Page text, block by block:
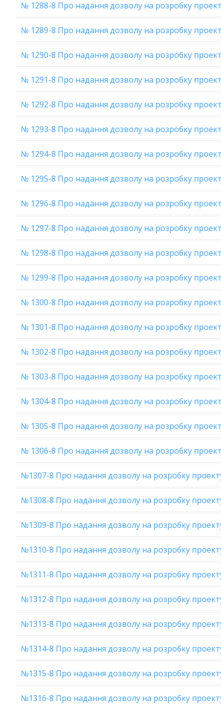
№ 1288-8 Про надання дозволу на розробку
№ 1289-8 Про надання дозволу на розробку
№ 1290-8 Про надання дозволу на розробку
№ 1291-8 Про надання дозволу на розробку
№ 1292-8 Про надання дозволу на розробку
№ 1293-8 Про надання дозволу на розробку
№ 1294-8 Про надання дозволу на розробку
№ 1295-8 Про надання дозволу на розробку
№ 1296-8 Про надання дозволу на розробку
№ 1297-8 Про надання дозволу на розробку
№ 1298-8 Про надання дозволу на розробку
№ 1299-8 Про надання дозволу на розробку
№ 1300-8 Про надання дозволу на розробку
№ 1301-8 Про надання дозволу на розробку
№ 1302-8 Про надання дозволу на розробку
№ 1303-8 Про надання дозволу на розробку
№ 1304-8 Про надання дозволу на розробку
№ 1305-8 Про надання дозволу на розробку
№ 1306-8 Про надання дозволу на розробку
№1307-8 Про надання дозволу на розробку
№1308-8 Про надання дозволу на розробку
№1309-8 Про надання дозволу на розробку
№1310-8 Про надання дозволу на розробку
№1311-8 Про надання дозволу на розробку
№1312-8 Про надання дозволу на розробку
№1313-8 Про надання дозволу на розробку
№1314-8 Про надання дозволу на розробку
№1315-8 Про надання дозволу на розробку
№1316-8 Про надання дозволу на розробку